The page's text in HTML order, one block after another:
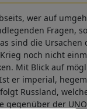
wer auf
Fragen,
sind die Ursachen
noch nicht
Mit Blick auf
er imperial,
Russland,
gegenüber der